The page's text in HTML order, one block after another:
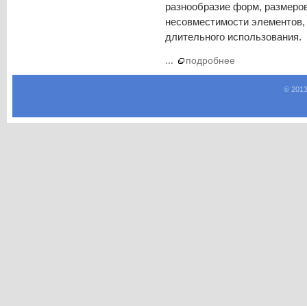
разнообразие форм,
несовместимости
длительного использования.
... подробнее
©